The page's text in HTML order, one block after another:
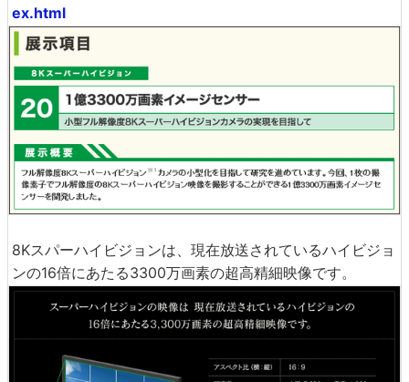
ex.html
8Kスパーハイビジョンは、現在放送されているハイビジョ
ンの16倍にあたる3300万画素の超高精細映像です。